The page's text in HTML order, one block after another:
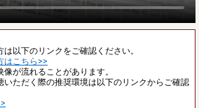
は以下のリンクをご確認ください。
はこちら>>
が流れることがあります。
いただく際の推奨環境は以下のリンクからご確認